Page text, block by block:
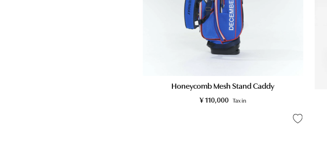
Honeycomb Mesh Stand Caddy
¥ 110,000 Tax in